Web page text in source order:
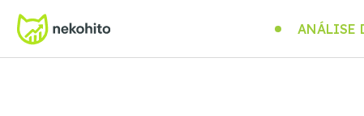
ANÁLISE